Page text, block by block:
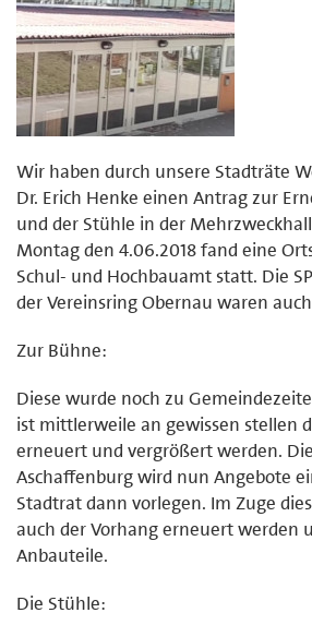
Wir haben durch unsere Stadträte
Dr. Erich Henke einen Antrag zur
und der Stühle in der
Montag den 4.06.2018 fand eine
Schul- und Hochbauamt statt. Die
der Vereinsring Obernau waren
Zur Bühne:
Diese wurde noch zu
ist mittlerweile an gewissen stellen
erneuert und vergrößert werden.
Aschaffenburg wird nun Angebote
Stadtrat dann vorlegen. Im Zuge
auch der Vorhang erneuert werden
Anbauteile.
Die Stühle: